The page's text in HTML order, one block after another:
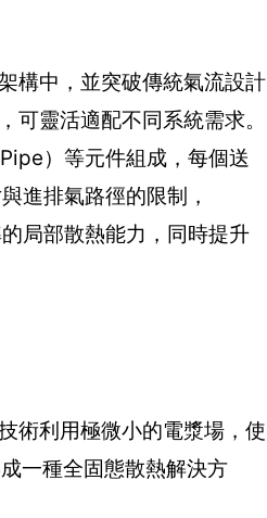
構中，並突破傳統氣流設計
靈活適配不同系統需求。
）等元件組成，每個送
進排氣路徑的限制，
局部散熱能力，同時提升
術利用極微小的電漿場，使
一種全固態散熱解決方